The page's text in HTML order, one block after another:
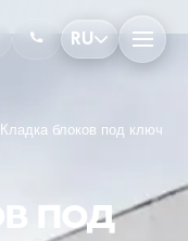
RU
Кладка блоков под ключ
под